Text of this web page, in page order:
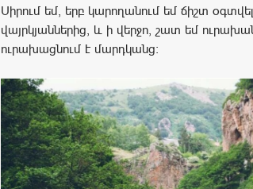
Սիրում եմ, երբ կարողանում եմ ճիշտ
վայրկյաններից, և ի վերջո, շատ եմ
ուրախացնում է մարդկանց։